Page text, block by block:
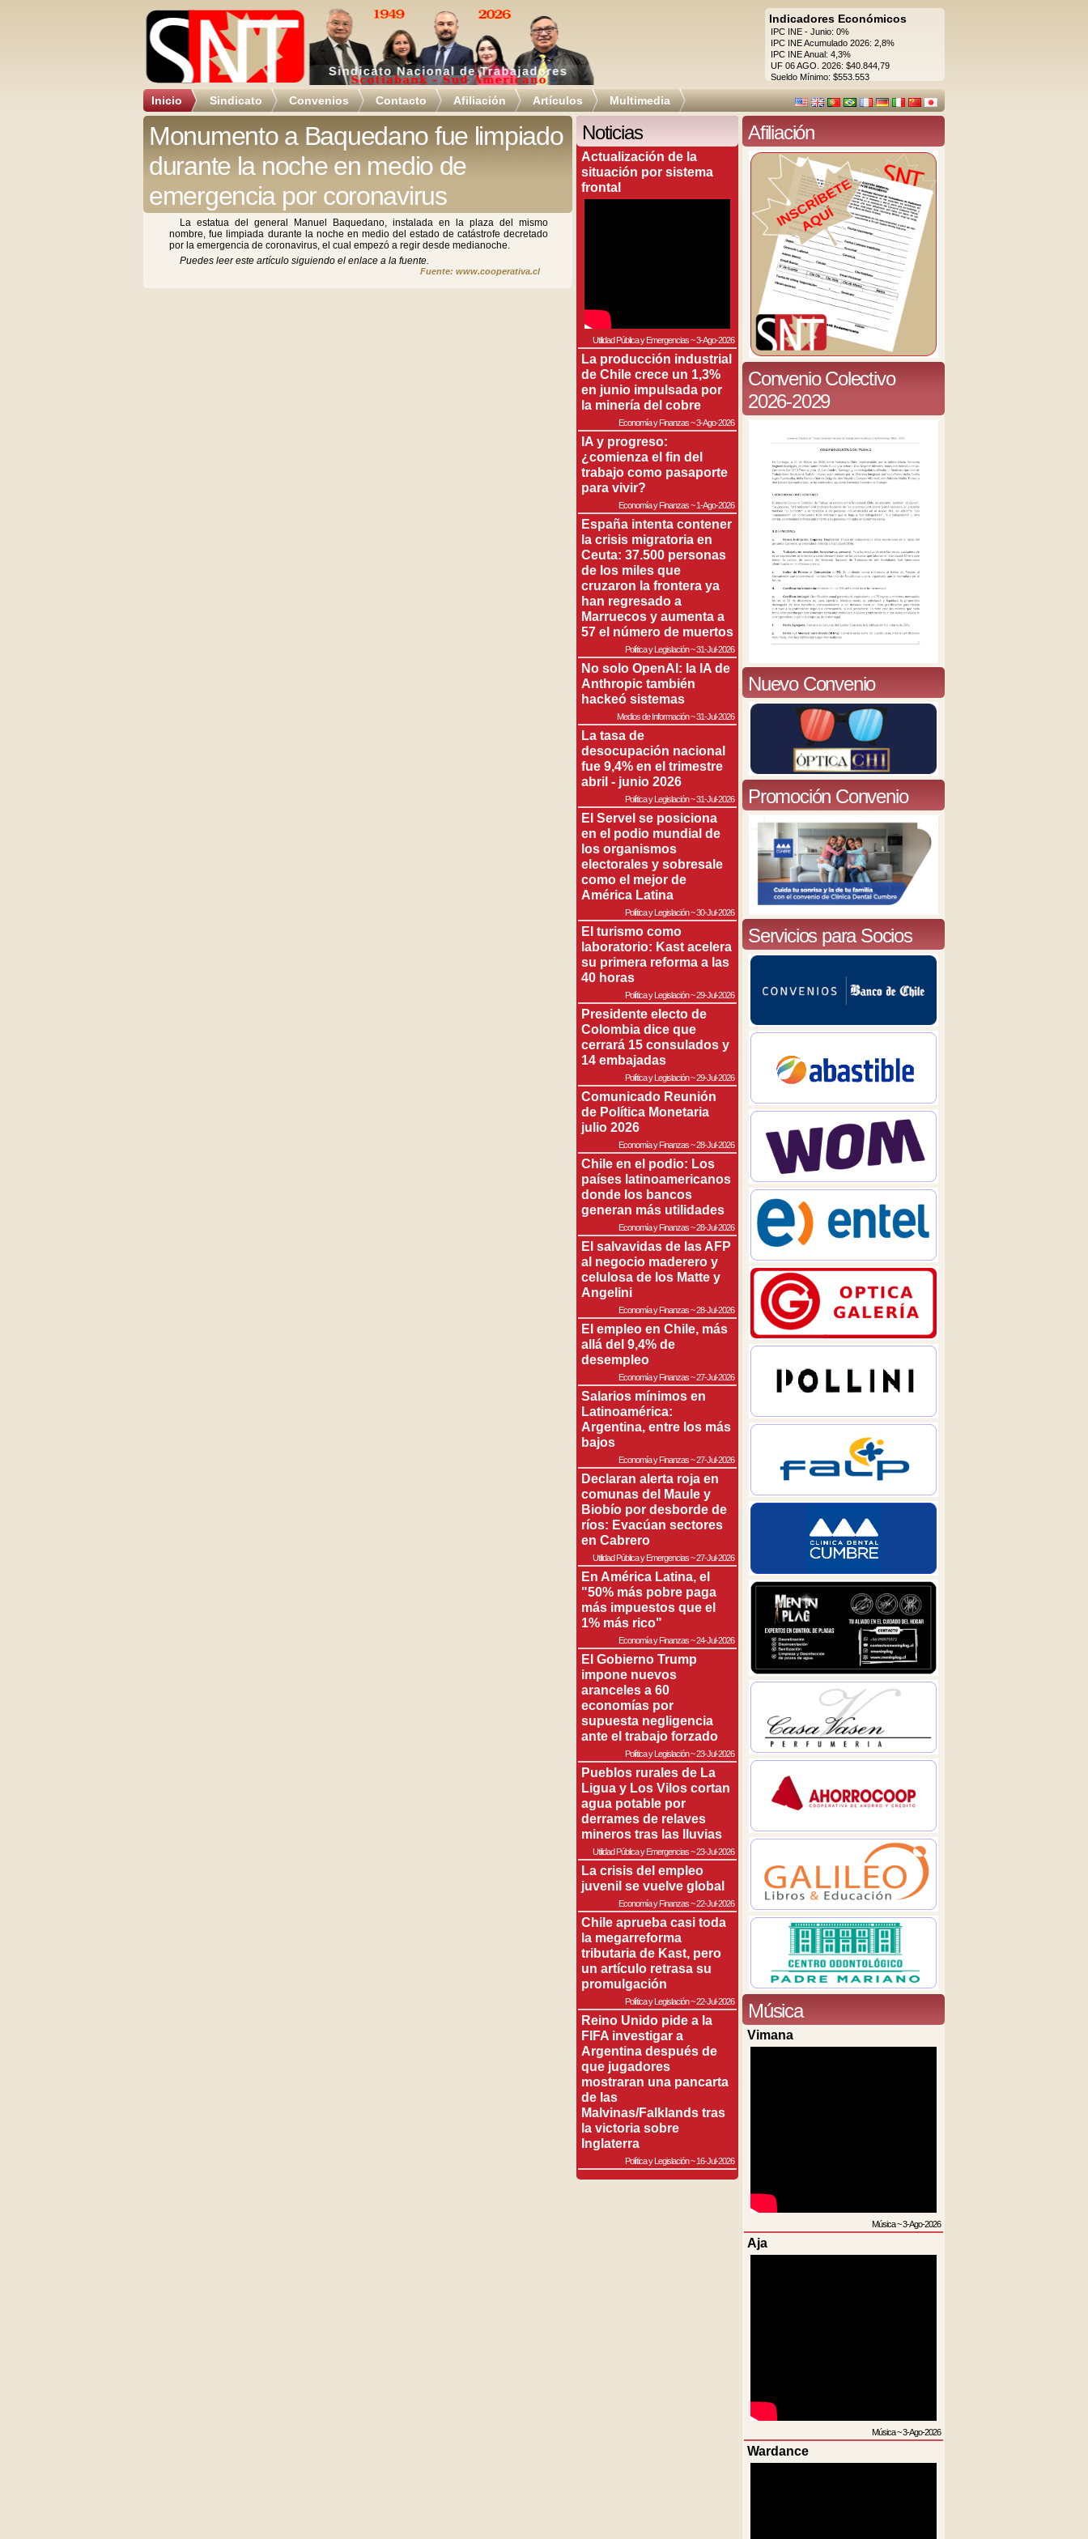
Indicadores Económicos
IPC INE - Junio: 0%
IPC INE Acumulado 2026: 2,8%
IPC INE Anual: 4,3%
UF 06 AGO. 2026: $40.844,79
Sueldo Mínimo: $553.553
Inicio Sindicato Convenios Contacto Afiliación Artículos Multimedia
Monumento a Baquedano fue limpiado
durante la noche en medio de
emergencia por coronavirus
La estatua del general Manuel Baquedano, instalada en la plaza del mismo
nombre, fue limpiada durante la noche en medio del estado de catástrofe decretado
por la emergencia de coronavirus, el cual empezó a regir desde medianoche.
Puedes leer este artículo siguiendo el enlace a la fuente.
Fuente: www.cooperativa.cl
Noticias
Actualización de la
situación por sistema
frontal
Utilidad Pública y Emergencias~3-Ago-2026
La producción industrial
de Chile crece un 1,3%
en junio impulsada por
la minería del cobre
Economía y Finanzas~3-Ago-2026
IA y progreso:
¿comienza el fin del
trabajo como pasaporte
para vivir?
Economía y Finanzas~1-Ago-2026
España intenta contener
la crisis migratoria en
Ceuta: 37.500 personas
de los miles que
cruzaron la frontera ya
han regresado a
Marruecos y aumenta a
57 el número de muertos
Política y Legislación~31-Jul-2026
No solo OpenAI: la IA de
Anthropic también
hackeó sistemas
Medios de Información~31-Jul-2026
La tasa de
desocupación nacional
fue 9,4% en el trimestre
abril - junio 2026
Política y Legislación~31-Jul-2026
El Servel se posiciona
en el podio mundial de
los organismos
electorales y sobresale
como el mejor de
América Latina
Política y Legislación~30-Jul-2026
El turismo como
laboratorio: Kast acelera
su primera reforma a las
40 horas
Política y Legislación~29-Jul-2026
Presidente electo de
Colombia dice que
cerrará 15 consulados y
14 embajadas
Política y Legislación~29-Jul-2026
Comunicado Reunión
de Política Monetaria
julio 2026
Economía y Finanzas~28-Jul-2026
Chile en el podio: Los
países latinoamericanos
donde los bancos
generan más utilidades
Economía y Finanzas~28-Jul-2026
El salvavidas de las AFP
al negocio maderero y
celulosa de los Matte y
Angelini
Economía y Finanzas~28-Jul-2026
El empleo en Chile, más
allá del 9,4% de
desempleo
Economía y Finanzas~27-Jul-2026
Salarios mínimos en
Latinoamérica:
Argentina, entre los más
bajos
Economía y Finanzas~27-Jul-2026
Declaran alerta roja en
comunas del Maule y
Biobío por desborde de
ríos: Evacúan sectores
en Cabrero
Utilidad Pública y Emergencias~27-Jul-2026
En América Latina, el
"50% más pobre paga
más impuestos que el
1% más rico"
Economía y Finanzas~24-Jul-2026
El Gobierno Trump
impone nuevos
aranceles a 60
economías por
supuesta negligencia
ante el trabajo forzado
Política y Legislación~23-Jul-2026
Pueblos rurales de La
Ligua y Los Vilos cortan
agua potable por
derrames de relaves
mineros tras las lluvias
Utilidad Pública y Emergencias~23-Jul-2026
La crisis del empleo
juvenil se vuelve global
Economía y Finanzas~22-Jul-2026
Chile aprueba casi toda
la megarreforma
tributaria de Kast, pero
un artículo retrasa su
promulgación
Política y Legislación~22-Jul-2026
Reino Unido pide a la
FIFA investigar a
Argentina después de
que jugadores
mostraran una pancarta
de las
Malvinas/Falklands tras
la victoria sobre
Inglaterra
Política y Legislación~16-Jul-2026
Afiliación
Convenio Colectivo
2026-2029
Nuevo Convenio
Promoción Convenio
Servicios para Socios
Música
Vimana
Música~3-Ago-2026
Aja
Música~3-Ago-2026
Wardance